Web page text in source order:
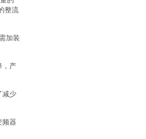
整流
加装
，产
减少
频器